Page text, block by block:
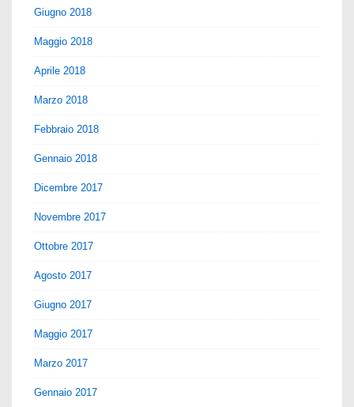
Giugno 2018
Maggio 2018
Aprile 2018
Marzo 2018
Febbraio 2018
Gennaio 2018
Dicembre 2017
Novembre 2017
Ottobre 2017
Agosto 2017
Giugno 2017
Maggio 2017
Marzo 2017
Gennaio 2017